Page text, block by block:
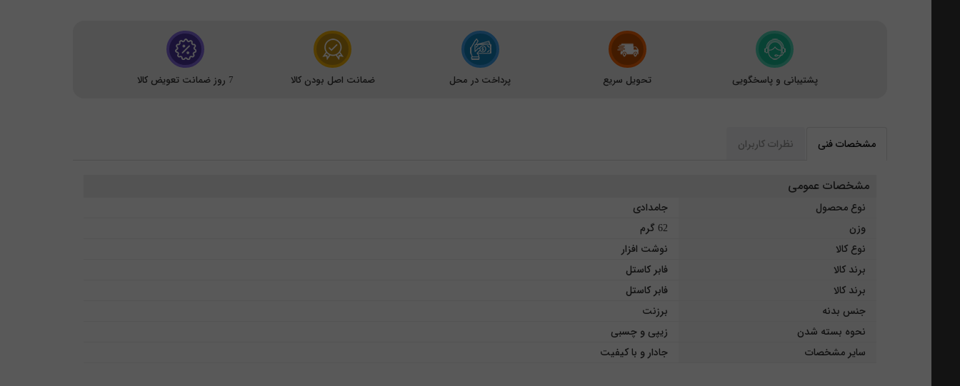
پشتیبانی و پاسخگویی تحویل سریع پرداخت در محل ضمانت اصل بودن کالا 7 روز ضمانت تعویض کالا
مشخصات فنی نظرات کاربران
مشخصات عمومی
نوع محصول
جامدادی
وزن
62 گرم
نوع کالا
نوشت افزار
برند کالا
فابر کاستل
برند کالا
فابر کاستل
جنس بدنه
برزنت
نحوه بسته شدن
زیپی و چسبی
سایر مشخصات
جادار و با کیفیت